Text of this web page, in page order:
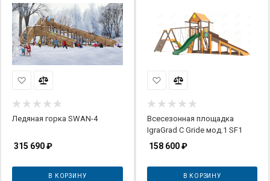
Ледяная горка SWAN-4
315 690₽
В КОРЗИНУ
Всесезонная площадка
IgraGrad С Gride мод.1 SF1
158 600₽
В КОРЗИНУ